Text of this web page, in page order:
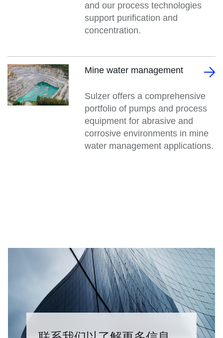
and our process technologies
support purification and
concentration.
Mine water management
Sulzer offers a comprehensive
portfolio of pumps and process
equipment for abrasive and
corrosive environments in mine
water management applications.